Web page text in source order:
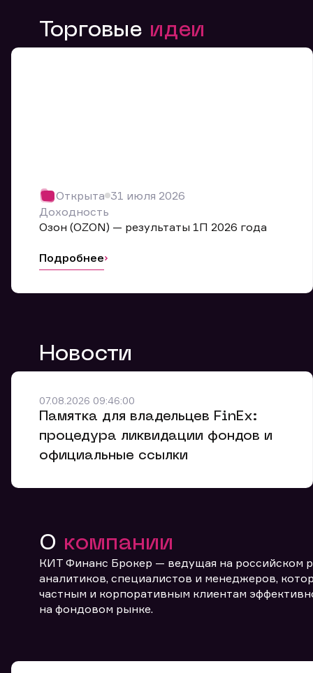
Торговые идеи
Открыта 31 июля 2026
Доходность
Озон (OZON) — результаты 1П 2026 года
Подробнее
Новости
07.08.2026 09:46:00
Памятка для владельцев FinEx:
процедура ликвидации фондов и
официальные ссылки
О компании
КИТ Финанс Брокер — ведущая на российском
аналитиков, специалистов и менеджеров,
частным и корпоративным клиентам
на фондовом рынке.
Мы
Ваше